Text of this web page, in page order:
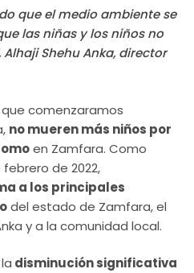
que el medio ambiente se
las niñas y los niños no
Shehu Anka, director
comenzaramos
no mueren más niños por
en Zamfara. Como
de 2022,
a los principales
del estado de Zamfara, el
y a la comunidad local.
disminución significativa